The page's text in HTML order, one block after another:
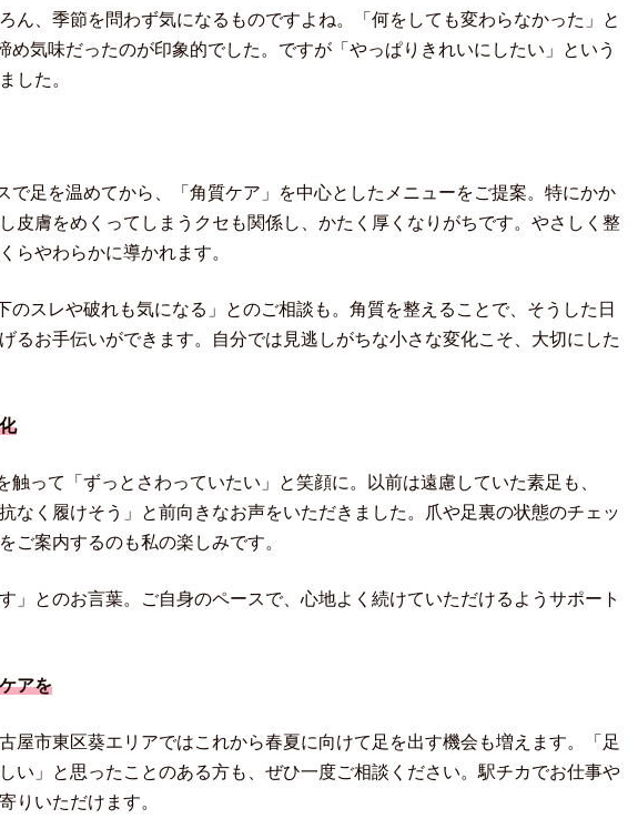
ん、季節を問わず気になるものですよね。「何をしても変わらなかった」と
め気味だったのが印象的でした。ですが「やっぱりきれいにしたい」という
した。
で足を温めてから、「角質ケア」を中心としたメニューをご提案。特にかか
皮膚をめくってしまうクセも関係し、かたく厚くなりがちです。やさしく整
らやわらかに導かれます。
のスレや破れも気になる」とのご相談も。角質を整えることで、そうした日
るお手伝いができます。自分では見逃しがちな小さな変化こそ、大切にした
触って「ずっとさわっていたい」と笑顔に。以前は遠慮していた素足も、
なく履けそう」と前向きなお声をいただきました。爪や足裏の状態のチェッ
ご案内するのも私の楽しみです。
」とのお言葉。ご自身のペースで、心地よく続けていただけるようサポート
アを
屋市東区葵エリアではこれから春夏に向けて足を出す機会も増えます。「足
い」と思ったことのある方も、ぜひ一度ご相談ください。駅チカでお仕事や
りいただけます。